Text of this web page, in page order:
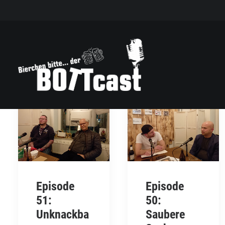
Episode
51:
Unknackba
Episode
50:
Saubere